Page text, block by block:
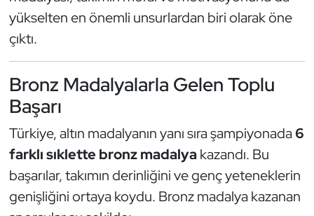
yükselten en önemli unsurlardan biri olarak öne
çıktı.
Bronz Madalyalarla Gelen Toplu
Başarı
Türkiye, altın madalyanın yanı sıra şampiyonada6
farklı sıklette bronz madalyakazandı. Bu
başarılar, takımın derinliğini ve genç yeteneklerin
genişliğini ortaya koydu. Bronz madalya kazanan
Motor Sporları
Okçuluk
Optimist
Oryantiring
Özel Sporcular